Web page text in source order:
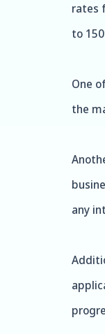
rates
to
One
the
any